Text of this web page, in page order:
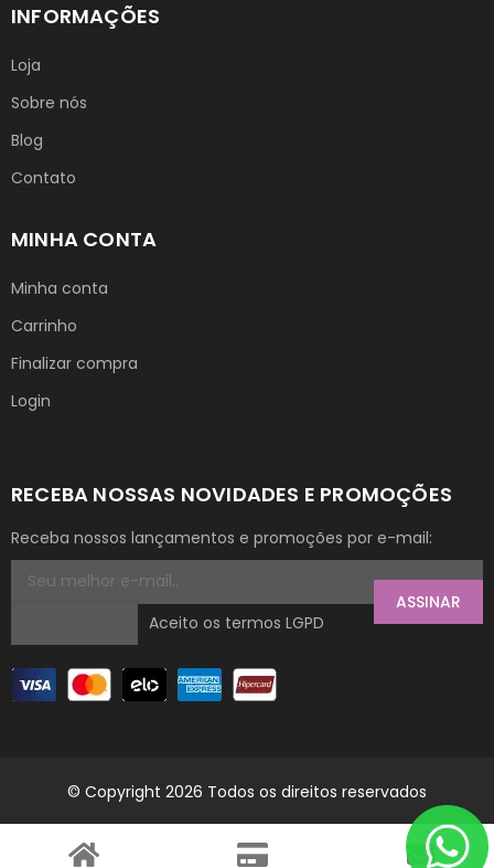
INFORMAÇÕES
Loja
Sobre nós
Blog
Contato
MINHA CONTA
Minha conta
Carrinho
Finalizar compra
Login
RECEBA NOSSAS NOVIDADES E PROMOÇÕES
Receba nossos lançamentos e promoções por e-mail:
ASSINAR
Aceito os termos LGPD
© Copyright 2026 Todos os direitos reservados